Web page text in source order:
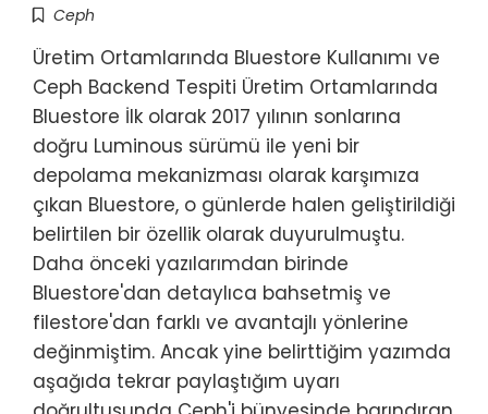
Ceph
Üretim Ortamlarında Bluestore Kullanımı ve
Ceph Backend Tespiti Üretim Ortamlarında
Bluestore İlk olarak 2017 yılının sonlarına
doğru Luminous sürümü ile yeni bir
depolama mekanizması olarak karşımıza
çıkan Bluestore, o günlerde halen geliştirildiği
belirtilen bir özellik olarak duyurulmuştu.
Daha önceki yazılarımdan birinde
Bluestore'dan detaylıca bahsetmiş ve
filestore'dan farklı ve avantajlı yönlerine
değinmiştim. Ancak yine belirttiğim yazımda
aşağıda tekrar paylaştığım uyarı